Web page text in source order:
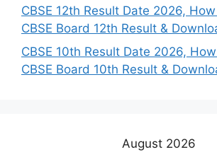
CBSE 12th Result Date 2026,
CBSE Board 12th Result &
CBSE 10th Result Date 2026,
CBSE Board 10th Result &
August 2026